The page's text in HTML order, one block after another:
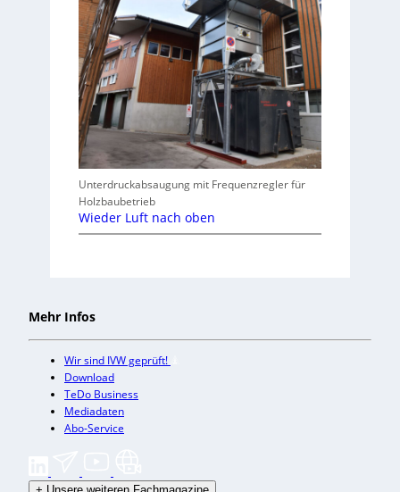
Unterdruckabsaugung mit Frequenzregler für
Holzbaubetrieb
Wieder Luft nach oben
Mehr Infos
Wir sind IVW geprüft!
Download
TeDo Business
Mediadaten
Abo-Service